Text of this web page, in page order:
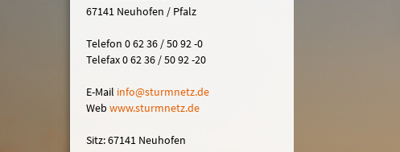
67141 Neuhofen / Pfalz
Telefon 0 62 36 / 50 92 -0
Telefax 0 62 36 / 50 92 -20
E-Mail info@sturmnetz.de
Web www.sturmnetz.de
Sitz: 67141 Neuhofen